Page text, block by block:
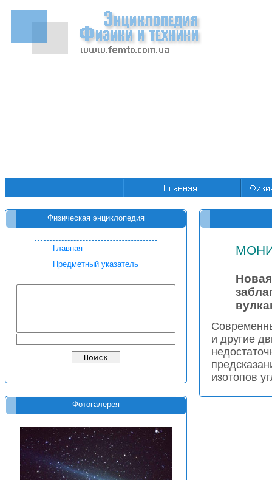
Физическая энциклопедия
Главная
Предметный указатель
Фотогалерея
и другие
изотопов